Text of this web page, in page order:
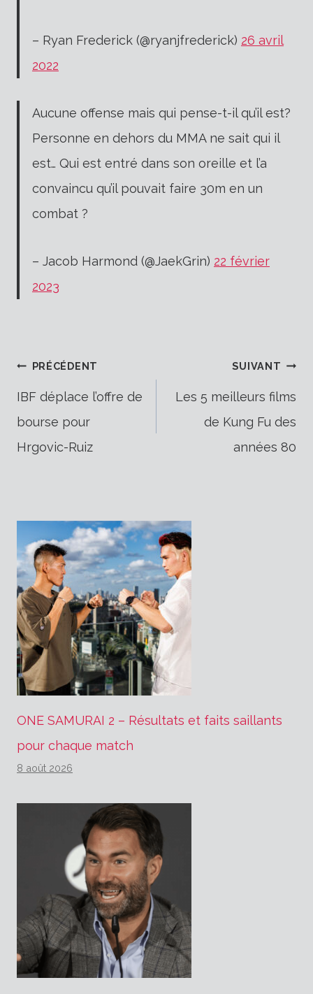
– Ryan Frederick (@ryanjfrederick) 26 avril
2022
Aucune offense mais qui pense-t-il qu’il est?
Personne en dehors du MMA ne sait qui il
est… Qui est entré dans son oreille et l’a
convaincu qu’il pouvait faire 30m en un
combat ?
– Jacob Harmond (@JaekGrin) 22 février
2023
Navigation
de
l’article
PRÉCÉDENT
IBF déplace l’offre de
bourse pour
Hrgovic-Ruiz
SUIVANT
Les 5 meilleurs films
de Kung Fu des
années 80
ONE SAMURAI 2 – Résultats et faits saillants
pour chaque match
8 août 2026